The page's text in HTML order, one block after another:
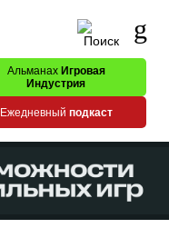
Альманах Игровая
Индустрия
Ежедневный подкаст